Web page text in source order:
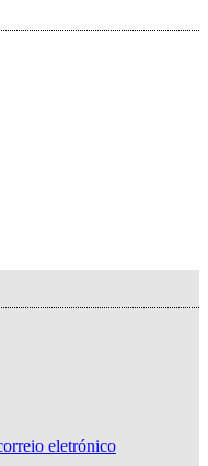
eletrónico